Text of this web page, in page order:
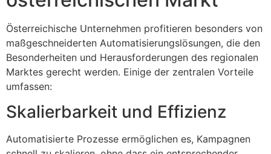
Österreichische Unternehmen profitieren besonders von
maßgeschneiderten Automatisierungslösungen, die den
Besonderheiten und Herausforderungen des regionalen
Marktes gerecht werden. Einige der zentralen Vorteile
umfassen:
Skalierbarkeit und Effizienz
Automatisierte Prozesse ermöglichen es, Kampagnen